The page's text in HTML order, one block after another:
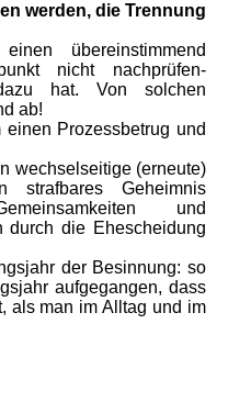
werden, die Trennung
übereinstimmend
nicht nachprüfen-
hat. Von solchen
ab!
Prozessbetrug und
wechselseitige (erneute)
strafbares Geheimnis
und
die Ehescheidung
der Besinnung: so
aufgegangen, dass
als man im Alltag und im